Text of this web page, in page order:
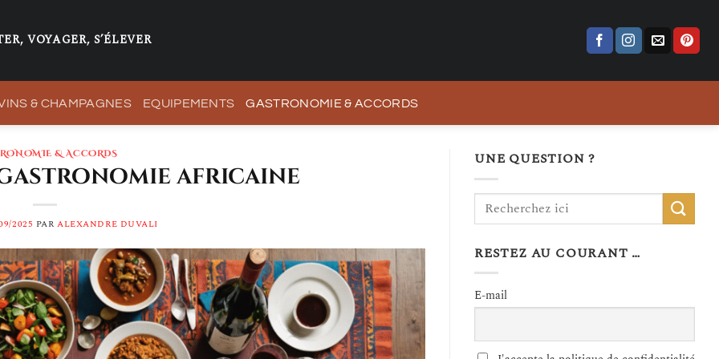
VOYAGER, S’ÉLEVER
& CHAMPAGNES EQUIPEMENTS GASTRONOMIE & ACCORDS
& ACCORDS
africaine
2025 PARALEXANDRE DUVALI
UNE QUESTION ?
RESTEZ AU COURANT …
E-mail